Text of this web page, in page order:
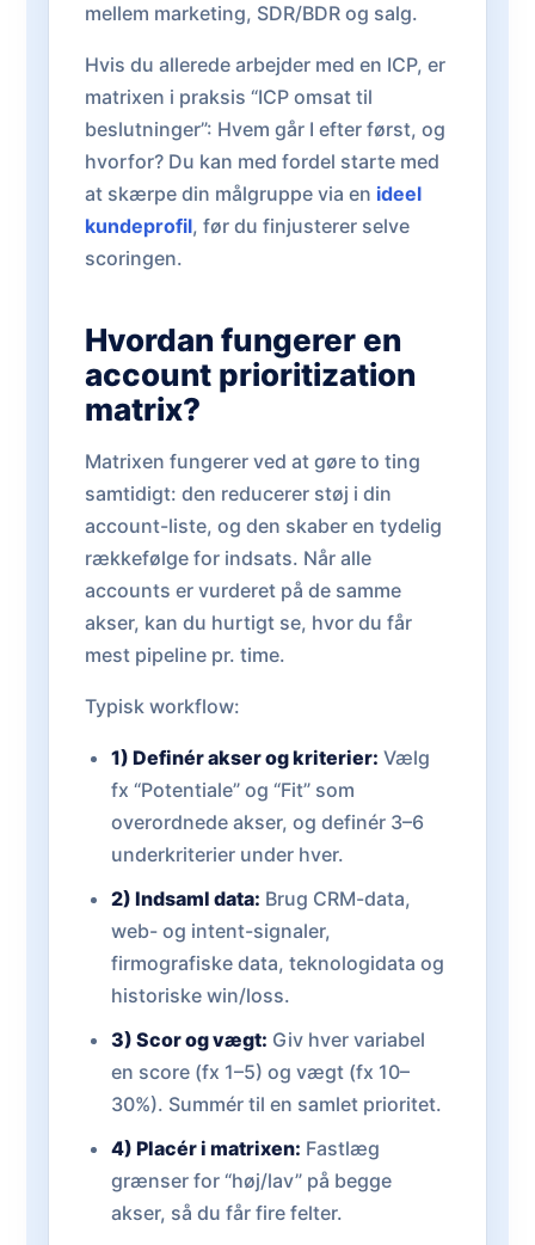
mellem marketing, SDR/BDR og salg.
Hvis du allerede arbejder med en ICP, er
matrixen i praksis “ICP omsat til
beslutninger”: Hvem går I efter først, og
hvorfor? Du kan med fordel starte med
at skærpe din målgruppe via en ideel
kundeprofil, før du finjusterer selve
scoringen.
Hvordan fungerer en
account prioritization
matrix?
Matrixen fungerer ved at gøre to ting
samtidigt: den reducerer støj i din
account-liste, og den skaber en tydelig
rækkefølge for indsats. Når alle
accounts er vurderet på de samme
akser, kan du hurtigt se, hvor du får
mest pipeline pr. time.
Typisk workflow:
1) Definér akser og kriterier: Vælg
fx “Potentiale” og “Fit” som
overordnede akser, og definér 3–6
underkriterier under hver.
2) Indsaml data: Brug CRM-data,
web- og intent-signaler,
firmografiske data, teknologidata og
historiske win/loss.
3) Scor og vægt: Giv hver variabel
en score (fx 1–5) og vægt (fx 10–
30%). Summér til en samlet prioritet.
4) Placér i matrixen: Fastlæg
grænser for “høj/lav” på begge
akser, så du får fire felter.